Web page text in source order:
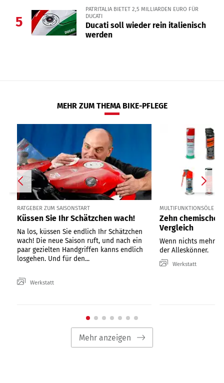
5
PATRITALIA BIETET 2,5 MILLIARDEN EURO FÜR
DUCATI
Ducati soll wieder rein italienisch
werden
MEHR ZUM THEMA BIKE-PFLEGE
RATGEBER ZUM SAISONSTART
Küssen Sie Ihr Schätzchen wach!
Na los, küssen Sie endlich Ihr Schätzchen
wach! Die neue Saison ruft, und nach ein
paar gezielten Handgriffen kanns endlich
losgehen. Und für den...
Werkstatt
MULTIFUNKTIONSÖLE IM
Zehn chemische
Vergleich
Wenn nichts mehr
der Alleskönner.
Werkstatt
Mehr anzeigen